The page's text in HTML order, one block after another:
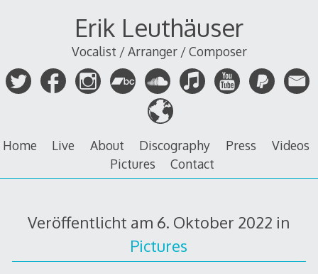
Erik Leuthäuser
Vocalist / Arranger / Composer
Home Live About Discography Press
Videos
Pictures
Contact
Veröffentlicht am 6. Oktober 2022 in
Pictures